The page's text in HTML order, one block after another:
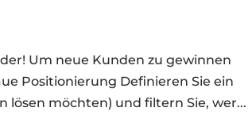
Um neue Kunden zu gewinnen
Positionierung Definieren Sie ein
lösen möchten) und filtern Sie, wer...